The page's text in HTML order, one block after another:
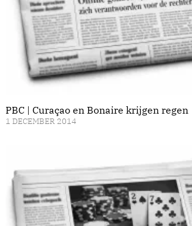
PBC | Curaçao en Bonaire krijgen regen
1 DECEMBER 2014